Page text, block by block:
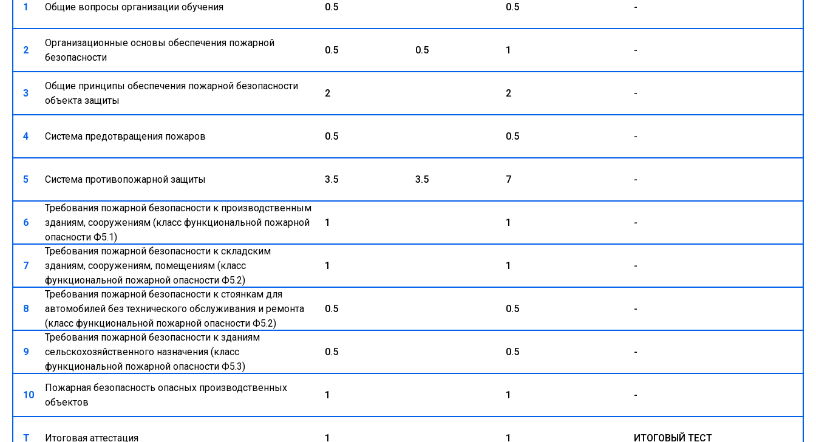
1 Общие вопросы организации обучения 0.5 0.5 -
2
Организационные основы обеспечения пожарной
безопасности
0.5 0.5 1 -
3
Общие принципы обеспечения пожарной безопасности
объекта защиты
2 2 -
4 Система предотвращения пожаров 0.5 0.5 -
5 Система противопожарной защиты 3.5 3.5 7 -
6
Требования пожарной безопасности к производственным
зданиям, сооружениям (класс функциональной пожарной
опасности Ф5.1)
1 1 -
7
Требования пожарной безопасности к складским
зданиям, сооружениям, помещениям (класс
функциональной пожарной опасности Ф5.2)
1 1 -
8
Требования пожарной безопасности к стоянкам для
автомобилей без технического обслуживания и ремонта
(класс функциональной пожарной опасности Ф5.2)
0.5 0.5 -
9
Требования пожарной безопасности к зданиям
сельскохозяйственного назначения (класс
функциональной пожарной опасности Ф5.3)
0.5 0.5 -
10
Пожарная безопасность опасных производственных
объектов
1 1 -
Т Итоговая аттестация 1 1 ИТОГОВЫЙ ТЕСТ